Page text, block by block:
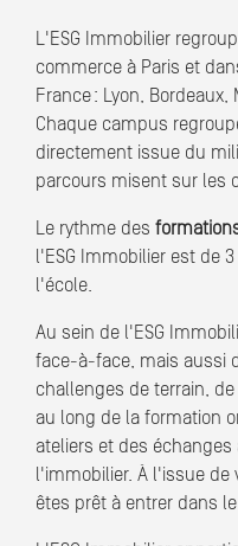
L'ESG Immobilier
commerce à Paris et
France : Lyon,
Chaque campus
directement issue du
parcours misent sur les
Le rythme des
l'ESG Immobilier est de
l'école.
Au sein de l'ESG
face-à-face, mais aussi
challenges de terrain,
au long de la formation
ateliers et des
l'immobilier. À l'issue de
êtes prêt à entrer dans